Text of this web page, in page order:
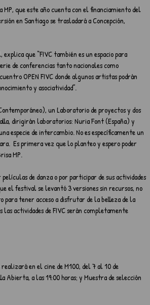
MP, que este año cuenta con el financiamiento del
en Santiago se trasladará a Concepción,
que “FIVC también es un espacio para
de conferencias tanto nacionales como
OPEN FIVC donde algunos artistas podrán
y asociatividad”.
un Laboratorio de proyectos y dos
dirigirán laboratorios: Nuria Font (España) y
especie de intercambio. No es específicamente un
Es primera vez que lo planteo y espero poder
MP.
de danza o por participar de sus actividades
el festival se levantó 3 versiones sin recursos, no
para tener acceso a disfrutar de la belleza de la
actividades de FIVC serán completamente
en el cine de M100, del 7 al 10 de
Abierta, a las 19:00 horas; y Muestra de selección